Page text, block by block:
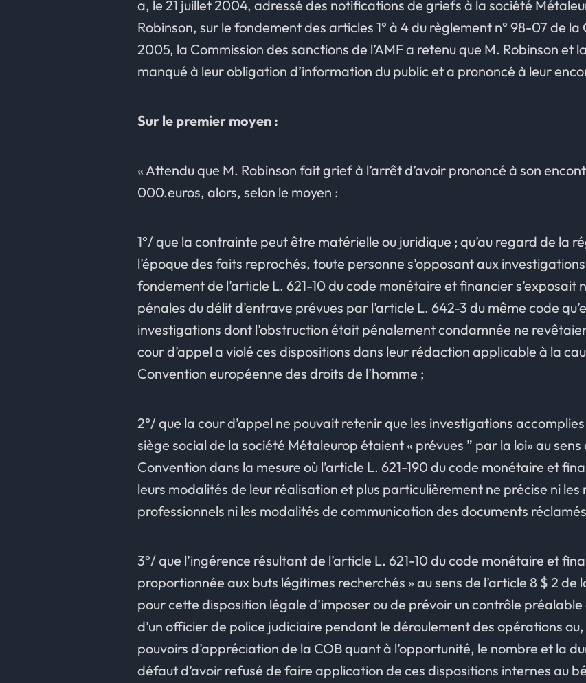
a, le 21 juillet 2004, adressé des notifications de griefs à la société
Robinson, sur le fondement des articles 1° à 4 du règlement n° 98-07 de la
2005, la Commission des sanctions de l’AMF a retenu que M. Robinson et
manqué à leur obligation d’information du public et a prononcé à leur
Sur le premier moyen :
« Attendu que M. Robinson fait grief à l’arrêt d’avoir prononcé à son
000.euros, alors, selon le moyen :
1°/ que la contrainte peut être matérielle ou juridique ; qu’au regard de la
l’époque des faits reprochés, toute personne s’opposant aux
fondement de l’article L. 621-10 du code monétaire et financier s’exposait
pénales du délit d’entrave prévues par l’article L. 642-3 du même code
investigations dont l’obstruction était pénalement condamnée ne
cour d’appel a violé ces dispositions dans leur rédaction applicable à la
Convention européenne des droits de l’homme ;
2°/ que la cour d’appel ne pouvait retenir que les investigations
siège social de la société Métaleurop étaient « prévues ” par la loi» au sens
Convention dans la mesure où l’article L. 621-190 du code monétaire et
leurs modalités de leur réalisation et plus particulièrement ne précise ni les
professionnels ni les modalités de communication des documents
3°/ que l’ingérence résultant de l’article L. 621-10 du code monétaire et
proportionnée aux buts légitimes recherchés » au sens de l’article 8 $ 2
pour cette disposition légale d’imposer ou de prévoir un contrôle
d’un officier de police judiciaire pendant le déroulement des opérations
pouvoirs d’appréciation de la COB quant à l’opportunité, le nombre et la
défaut d’avoir refusé de faire application de ces dispositions internes au